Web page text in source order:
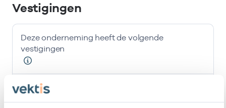
Vestigingen
Deze onderneming heeft de volgende
vestigingen
Naam